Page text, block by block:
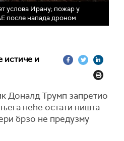
услова Ирану; пожар у
после напада дроном
истиче и
Доналд Трумп запретио
неће остати ништа
брзо не предузму